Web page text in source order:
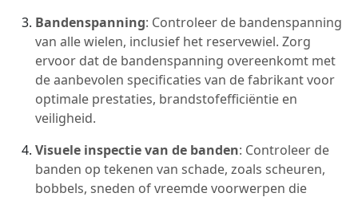
Bandenspanning: Controleer de bandenspanning
van alle wielen, inclusief het reservewiel. Zorg
ervoor dat de bandenspanning overeenkomt met
de aanbevolen specificaties van de fabrikant voor
optimale prestaties, brandstofefficiëntie en
veiligheid.
Visuele inspectie van de banden: Controleer de
banden op tekenen van schade, zoals scheuren,
bobbels, sneden of vreemde voorwerpen die